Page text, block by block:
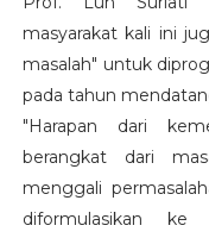
masyarakat kali ini
masalah" untuk
pada tahun
"Harapan dari
berangkat dari
menggali
diformulasikan